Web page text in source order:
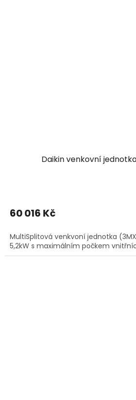
Daikin venkovní
60 016 Kč
MultiSplitová venkvoní jednotka
5,2kW s maximálním počkem